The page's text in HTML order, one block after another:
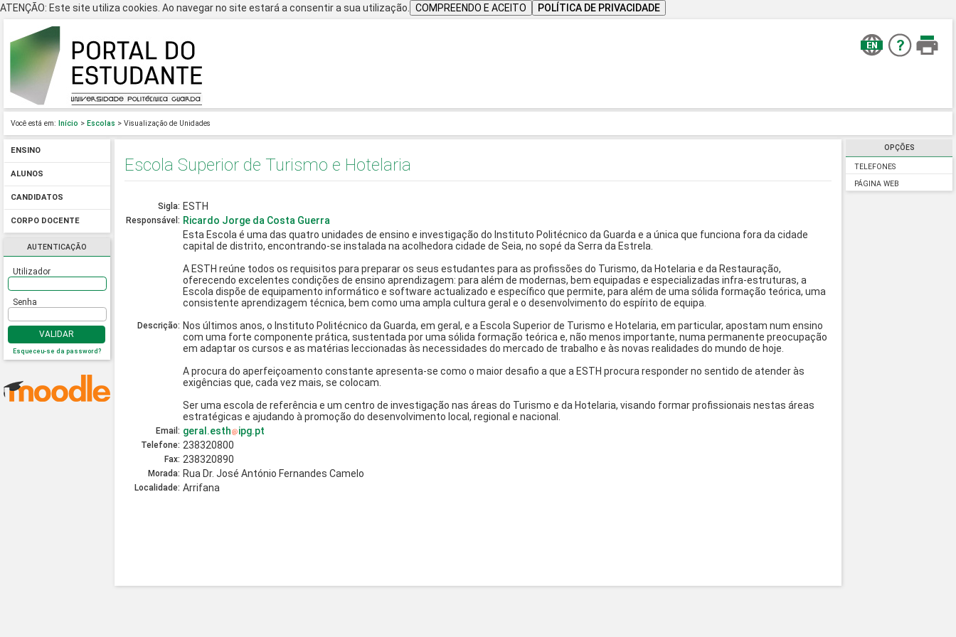
ATENÇÃO: Este site utiliza cookies. Ao navegar no site estará a consentir a sua utilização. COMPREENDO E ACEITO POLÍTICA DE PRIVACIDADE
Você está em: Início > Escolas > Visualização de Unidades
ENSINO
ALUNOS
CANDIDATOS
CORPO DOCENTE
AUTENTICAÇÃO
Utilizador
Senha
VALIDAR
Esqueceu-se da password?
OPÇÕES
TELEFONES
PÁGINA WEB
Escola Superior de Turismo e Hotelaria
Sigla: ESTH
Responsável: Ricardo Jorge da Costa Guerra
Descrição:
Esta Escola é uma das quatro unidades de ensino e investigação do Instituto Politécnico da Guarda e a única que funciona fora da cidade
capital de distrito, encontrando-se instalada na acolhedora cidade de Seia, no sopé da Serra da Estrela.
A ESTH reúne todos os requisitos para preparar os seus estudantes para as profissões do Turismo, da Hotelaria e da Restauração,
oferecendo excelentes condições de ensino aprendizagem: para além de modernas, bem equipadas e especializadas infra-estruturas, a
Escola dispõe de equipamento informático e software actualizado e específico que permite, para além de uma sólida formação teórica, uma
consistente aprendizagem técnica, bem como uma ampla cultura geral e o desenvolvimento do espírito de equipa.
Nos últimos anos, o Instituto Politécnico da Guarda, em geral, e a Escola Superior de Turismo e Hotelaria, em particular, apostam num ensino
com uma forte componente prática, sustentada por uma sólida formação teórica e, não menos importante, numa permanente preocupação
em adaptar os cursos e as matérias leccionadas às necessidades do mercado de trabalho e às novas realidades do mundo de hoje.
A procura do aperfeiçoamento constante apresenta-se como o maior desafio a que a ESTH procura responder no sentido de atender às
exigências que, cada vez mais, se colocam.
Ser uma escola de referência e um centro de investigação nas áreas do Turismo e da Hotelaria, visando formar profissionais nestas áreas
estratégicas e ajudando à promoção do desenvolvimento local, regional e nacional.
Email: geral.esth ipg.pt
Telefone: 238320800
Fax: 238320890
Morada: Rua Dr. José António Fernandes Camelo
Localidade: Arrifana